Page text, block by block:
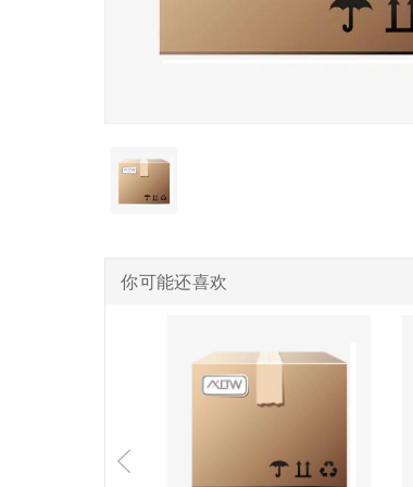
你可能还喜欢